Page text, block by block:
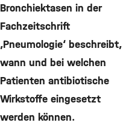
Bronchiektasen in der
Fachzeitschrift
‚Pneumologie‘ beschreibt,
wann und bei welchen
Patienten antibiotische
Wirkstoffe eingesetzt
werden können.